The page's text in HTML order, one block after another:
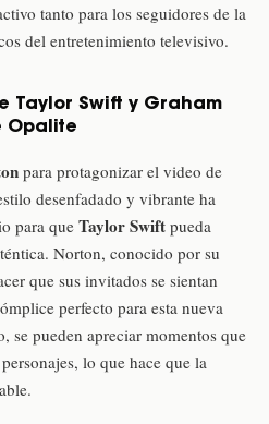
tanto para los seguidores de la
del entretenimiento televisivo.
Taylor Swift y Graham
Opalite
para protagonizar el video de
desenfadado y vibrante ha
para que Taylor Swift pueda
Norton, conocido por su
que sus invitados se sientan
perfecto para esta nueva
se pueden apreciar momentos que
lo que hace que la